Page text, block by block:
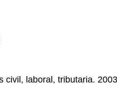
civil, laboral, tributaria.